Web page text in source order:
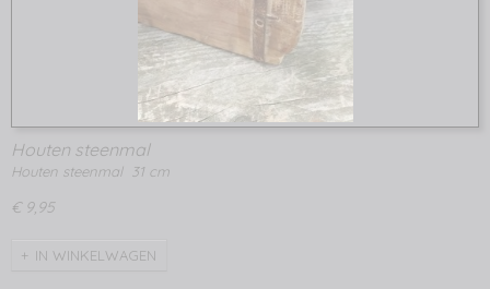
Houten steenmal
Houten steenmal 31 cm
€ 9,95
IN WINKELWAGEN